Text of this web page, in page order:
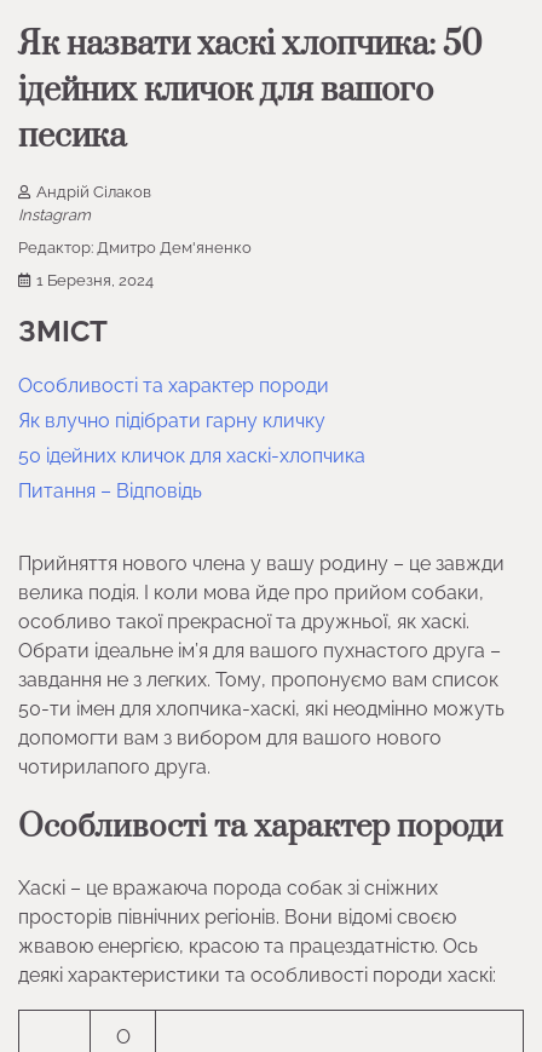
Як назвати хаскі хлопчика: 50
ідейних кличок для вашого
песика
Андрій Сілаков
Instagram
Редактор: Дмитро Дем'яненко
1 Березня, 2024
ЗМІСТ
Особливості та характер породи
Як влучно підібрати гарну кличку
50 ідейних кличок для хаскі-хлопчика
Питання – Відповідь
Прийняття нового члена у вашу родину – це завжди
велика подія. І коли мова йде про прийом собаки,
особливо такої прекрасної та дружньої, як хаскі.
Обрати ідеальне ім’я для вашого пухнастого друга –
завдання не з легких. Тому, пропонуємо вам список
50-ти імен для хлопчика-хаскі, які неодмінно можуть
допомогти вам з вибором для вашого нового
чотирилапого друга.
Особливості та характер породи
Хаскі – це вражаюча порода собак зі сніжних
просторів північних регіонів. Вони відомі своєю
жвавою енергією, красою та працездатністю. Ось
деякі характеристики та особливості породи хаскі:
О